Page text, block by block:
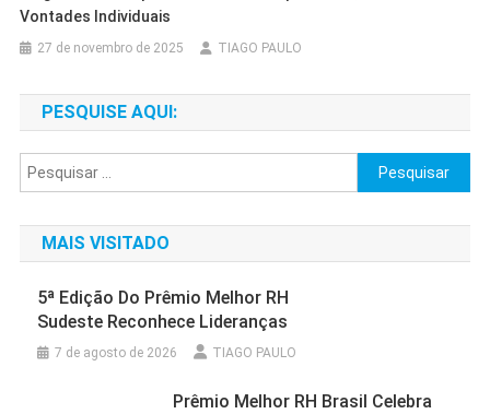
Vontades Individuais
27 de novembro de 2025 TIAGO PAULO
PESQUISE AQUI:
Pesquisar
por:
MAIS VISITADO
5ª Edição Do Prêmio Melhor RH
Sudeste Reconhece Lideranças
7 de agosto de 2026 TIAGO PAULO
Prêmio Melhor RH Brasil Celebra